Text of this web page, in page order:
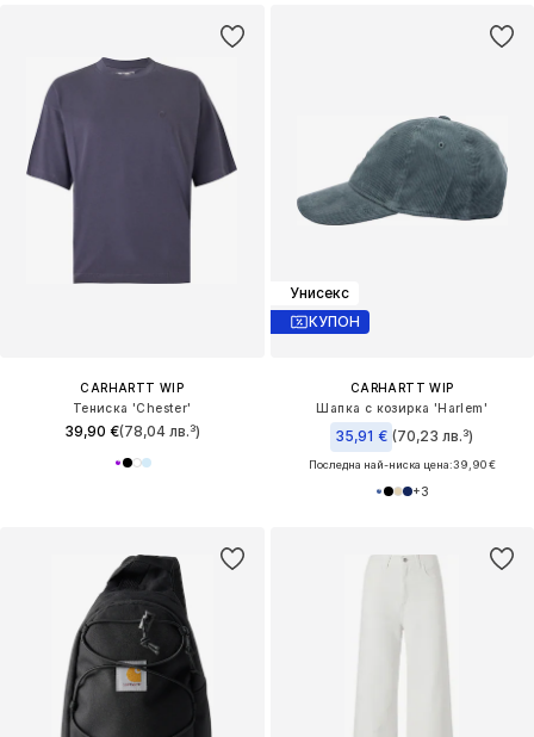
CARHARTT WIP
Тениска 'Chester'
39,90 €(78,04 лв.³)
Унисекс
КУПОН
CARHARTT WIP
Шапка с козирка 'Harlem'
35,91 € (70,23 лв.³)
Последна най-ниска цена:39,90 €
+3